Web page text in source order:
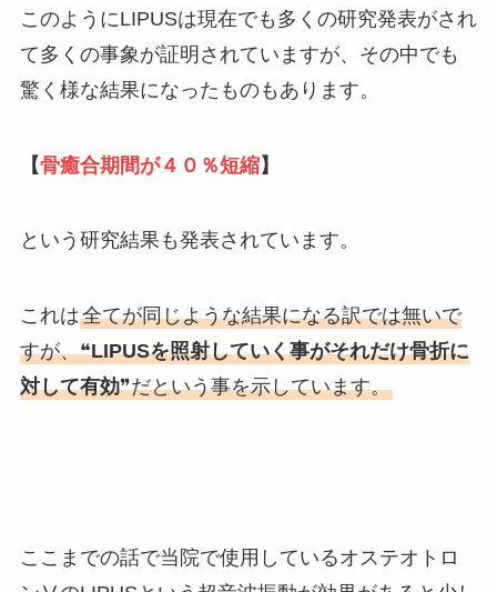
このようにLIPUSは現在でも多くの研究発表がされ
て多くの事象が証明されていますが、その中でも
驚く様な結果になったものもあります。
【骨癒合期間が４０％短縮】
という研究結果も発表されています。
これは全てが同じような結果になる訳では無いで
すが、❝LIPUSを照射していく事がそれだけ骨折に
対して有効❞だという事を示しています。
ここまでの話で当院で使用しているオステオトロ